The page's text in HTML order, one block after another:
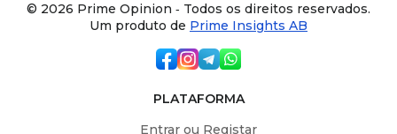
© 2026 Prime Opinion ‐ Todos os direitos reservados.
Um produto de Prime Insights AB
PLATAFORMA
Entrar ou Registar